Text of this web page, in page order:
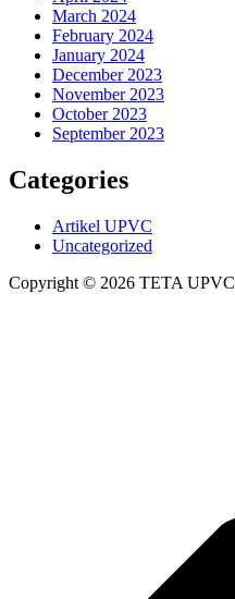
March 2024
February 2024
January 2024
December 2023
November 2023
October 2023
September 2023
Categories
Artikel UPVC
Uncategorized
Copyright © 2026 TETA UPVC